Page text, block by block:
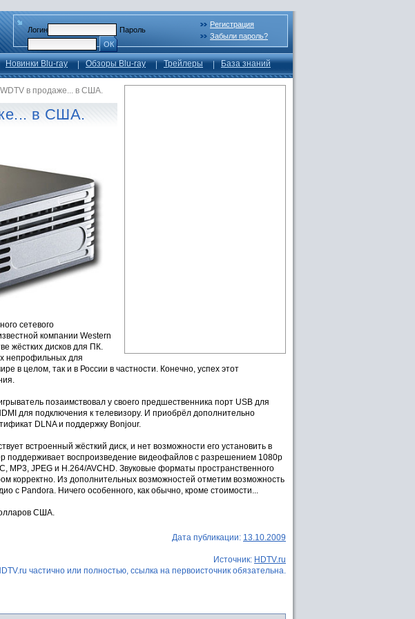
Логин
Пароль
ОК
Регистрация
Забыли пароль?
Новинки Blu-ray Обзоры Blu-ray Трейлеры База знаний
в продаже... в США.
в США.
сетевого
компании Western
жёстких дисков для ПК.
непрофильных для
в целом, так и в России в частности. Конечно, успех этот
позаимствовал у своего предшественника порт USB для
для подключения к телевизору. И приобрёл дополнительно
DLNA и поддержку Bonjour.
встроенный жёсткий диск, и нет возможности его установить в
поддерживает воспроизведение видеофайлов с разрешением 1080p
MP3, JPEG и H.264/AVCHD. Звуковые форматы пространственного
корректно. Из дополнительных возможностей отметим возможность
с Pandora. Ничего особенного, как обычно, кроме стоимости...
США.
Дата публикации: 13.10.2009
Источник: HDTV.ru
частично или полностью, ссылка на первоисточник обязательна.